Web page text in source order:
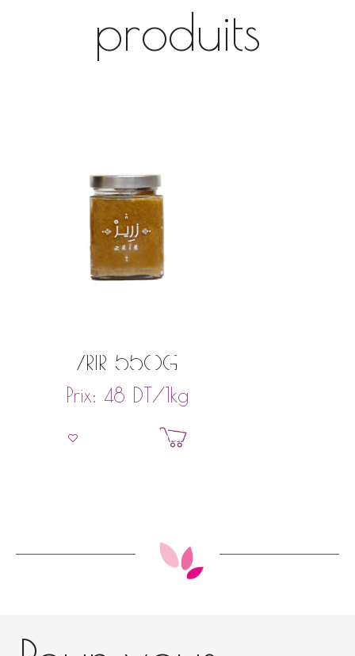
produits
ZRIR 550G
Prix: 48 DT/1kg
Ajouter au panier